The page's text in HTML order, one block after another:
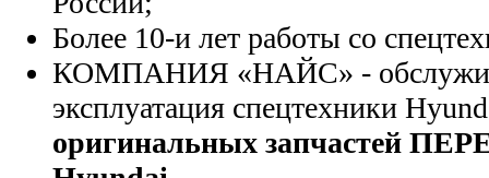
Более 10-и лет работы со
КОМПАНИЯ «НАЙС» -
эксплуатация спецтехники
оригинальных запчастей